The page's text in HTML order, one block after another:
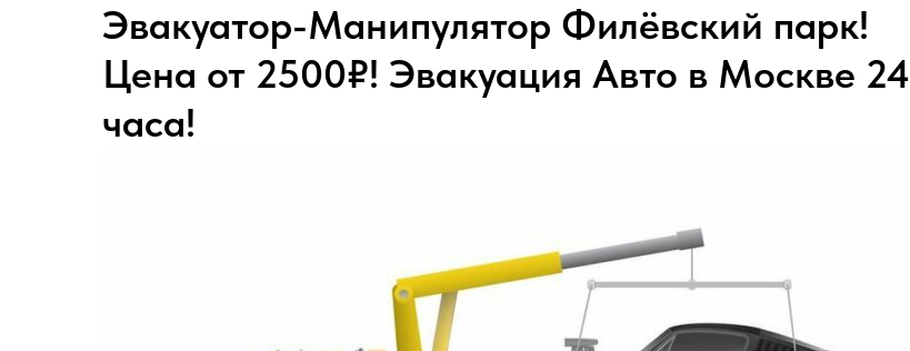
Эвакуатор-Манипулятор Филёвский парк!
Цена от 2500₽! Эвакуация Авто в Москве 24
часа!